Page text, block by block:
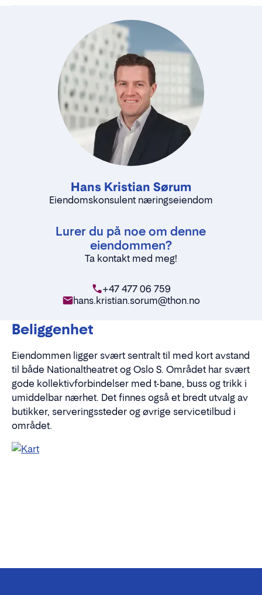
Lurer du på noe om denne
eiendommen?
Ta kontakt med meg!
Hans Kristian Sørum
Eiendomskonsulent næringseiendom
+47 477 06 759
hans.kristian.sorum@thon.no
Beliggenhet
Eiendommen ligger svært sentralt til med kort avstand
til både Nationaltheatret og Oslo S. Området har svært
gode kollektivforbindelser med t-bane, buss og trikk i
umiddelbar nærhet. Det finnes også et bredt utvalg av
butikker, serveringssteder og øvrige servicetilbud i
området.